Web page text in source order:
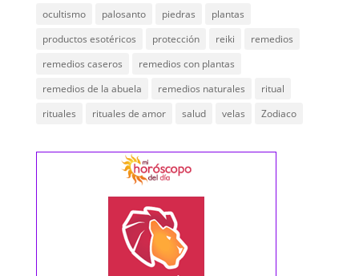
ocultismo
palosanto piedras
plantas
productos esotéricos
protección reiki
remedios
remedios caseros
remedios con plantas
remedios de la abuela
remedios naturales
ritual
rituales
rituales de amor salud velas Zodiaco